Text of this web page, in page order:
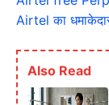
Airtel का
Also Read